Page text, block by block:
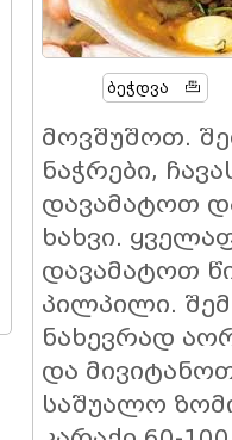
Ბეჭდვა
მოვშუშოთ.
ნაჭრები,
დავამატოთ
ხახვი.
დავამატოთ
პილპილი.
ნახევრად
და
საშუალო